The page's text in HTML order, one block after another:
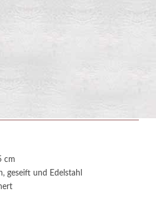
cm
geseift und Edelstahl